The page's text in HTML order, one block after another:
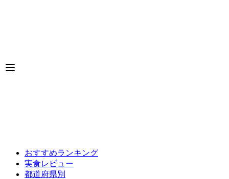
おすすめランキング
実食レビュー
都道府県別